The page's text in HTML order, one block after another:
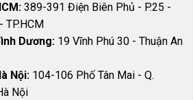
389-391 Điện Biên Phủ - P.25 -
TP.HCM
Dương: 19 Vĩnh Phú 30 - Thuận An
Nội: 104-106 Phố Tân Mai - Q.
Nội